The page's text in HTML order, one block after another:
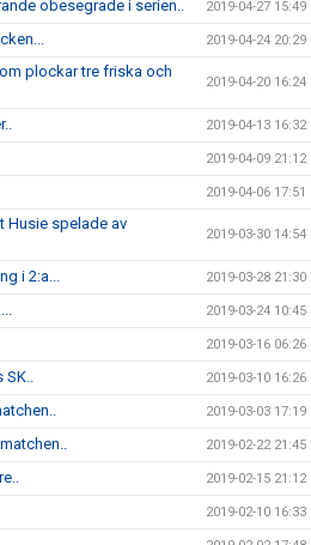
obesegrade i serien.. 2019-04-27 15:49
2019-04-24 20:29
plockar tre friska och
2019-04-20 16:24
2019-04-13 16:32
2019-04-09 21:12
2019-04-06 17:51
Husie spelade av
2019-03-30 14:54
i 2:a... 2019-03-28 21:30
2019-03-24 10:45
2019-03-16 06:26
2019-03-10 16:26
2019-03-03 17:19
2019-02-22 21:45
2019-02-15 21:12
2019-02-10 16:33